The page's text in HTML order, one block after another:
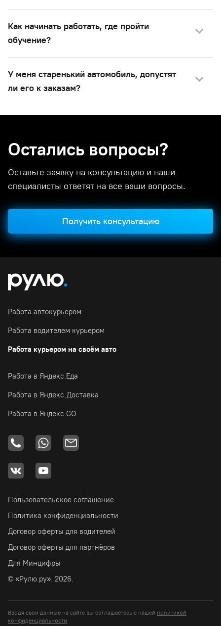
Как начинать работать, где пройти
обучение?
У меня старенький автомобиль, допустят
ли его к заказам?
Остались вопросы?
Оставьте заявку на консультацию и наши
специалисты ответят на все ваши вопросы.
Получить консультацию
Работа автокурьером
Работа водителем курьером
Работа курьером на своём авто
Работа в Яндекс.Еда
Работа в Яндекс.Доставка
Работа в Яндекс GO
Пользовательское соглашение
Политика конфиденциальности
Договор оферты для водителей
Договор оферты для партнёров
Для Минцифры
© «Рулю.ру». 2026.
Вводя свои данные на сайте вы соглашаетесь с нашей политикой
конфиденциальности